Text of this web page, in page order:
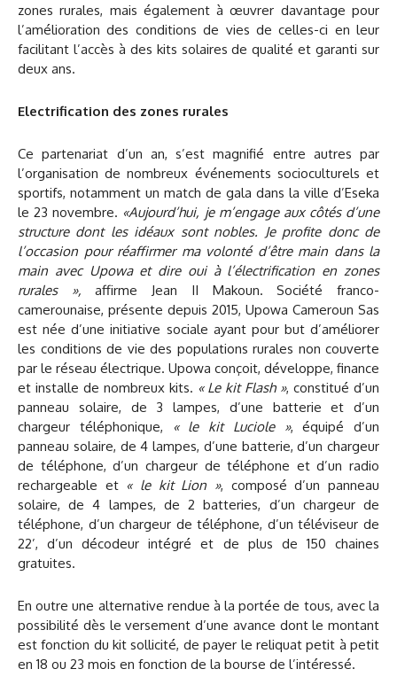
zones rurales, mais également à œuvrer davantage pour
l’amélioration des conditions de vies de celles-ci en leur
facilitant l’accès à des kits solaires de qualité et garanti sur
deux ans.
Electrification des zones rurales
Ce partenariat d’un an, s’est magnifié entre autres par
l’organisation de nombreux événements socioculturels et
sportifs, notamment un match de gala dans la ville d’Eseka
le 23 novembre. «Aujourd’hui, je m’engage aux côtés d’une
structure dont les idéaux sont nobles. Je profite donc de
l’occasion pour réaffirmer ma volonté d’être main dans la
main avec Upowa et dire oui à l’électrification en zones
rurales », affirme Jean II Makoun. Société franco-
camerounaise, présente depuis 2015, Upowa Cameroun Sas
est née d’une initiative sociale ayant pour but d’améliorer
les conditions de vie des populations rurales non couverte
par le réseau électrique. Upowa conçoit, développe, finance
et installe de nombreux kits. « Le kit Flash », constitué d’un
panneau solaire, de 3 lampes, d’une batterie et d’un
chargeur téléphonique,
« le kit Luciole », équipé d’un
panneau solaire, de 4 lampes, d’une batterie, d’un chargeur
de téléphone, d’un chargeur de téléphone et d’un radio
rechargeable et « le kit Lion », composé d’un panneau
solaire, de 4 lampes, de 2 batteries, d’un chargeur de
téléphone, d’un chargeur de téléphone, d’un téléviseur de
22’, d’un décodeur intégré et de plus de 150 chaines
gratuites.
En outre une alternative rendue à la portée de tous, avec la
possibilité dès le versement d’une avance dont le montant
est fonction du kit sollicité, de payer le reliquat petit à petit
en 18 ou 23 mois en fonction de la bourse de l’intéressé.